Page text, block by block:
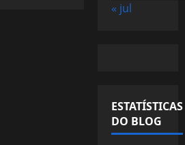
« jul
ESTATÍSTICAS
DO BLOG